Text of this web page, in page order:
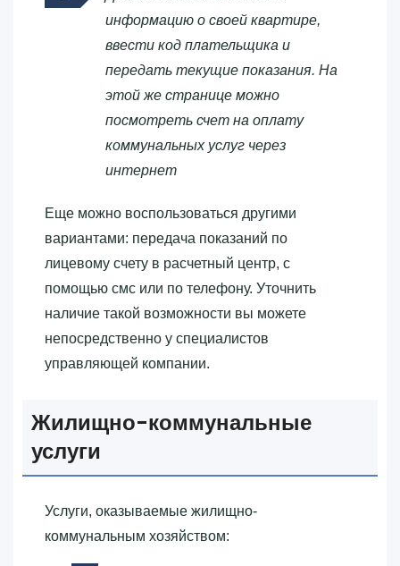
информацию о своей квартире,
ввести код плательщика и
передать текущие показания. На
этой же странице можно
посмотреть счет на оплату
коммунальных услуг через
интернет
Еще можно воспользоваться другими
вариантами: передача показаний по
лицевому счету в расчетный центр, с
помощью смс или по телефону. Уточнить
наличие такой возможности вы можете
непосредственно у специалистов
управляющей компании.
Жилищно-коммунальные
услуги
Услуги, оказываемые жилищно-
коммунальным хозяйством: